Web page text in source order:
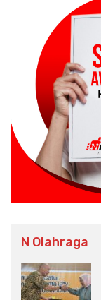
N Olahraga